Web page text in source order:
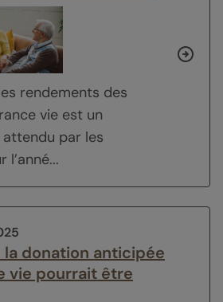
rendements des
vie est un
par les
l’anné...
la donation anticipée
vie pourrait être